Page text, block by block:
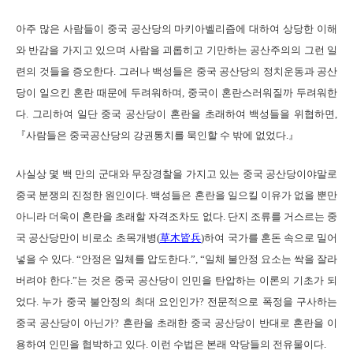
아주 많은 사람들이 중국 공산당의 마키아벨리즘에 대하여 상당한 이해
와 반감을 가지고 있으며 사람을 괴롭히고 기만하는 공산주의의 그런 일
련의 것들을 증오한다. 그러나 백성들은 중국 공산당의 정치운동과 공산
당이 일으킨 혼란 때문에 두려워하며, 중국이 혼란스러워질까 두려워한
다. 그리하여 일단 중국 공산당이 혼란을 초래하여 백성들을 위협하면,
『사람들은 중국공산당의 강권통치를 묵인할 수 밖에 없었다.』
사실상 몇 백 만의 군대와 무장경찰을 가지고 있는 중국 공산당이야말로
중국 분쟁의 진정한 원인이다. 백성들은 혼란을 일으킬 이유가 없을 뿐만
아니라 더욱이 혼란을 초래할 자격조차도 없다. 단지 조류를 거스르는 중
국 공산당만이 비로소 초목개병(草木皆兵)하여 국가를 혼돈 속으로 밀어
넣을 수 있다. “안정은 일체를 압도한다.”, “일체 불안정 요소는 싹을 잘라
버려야 한다.”는 것은 중국 공산당이 인민을 탄압하는 이론의 기초가 되
었다. 누가 중국 불안정의 최대 요인인가? 전문적으로 폭정을 구사하는
중국 공산당이 아닌가? 혼란을 초래한 중국 공산당이 반대로 혼란을 이
용하여 인민을 협박하고 있다. 이런 수법은 본래 악당들의 전유물이다.